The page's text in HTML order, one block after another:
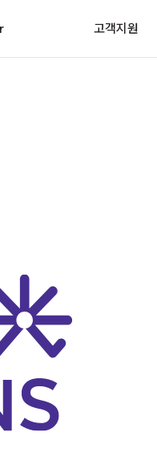
고객지원